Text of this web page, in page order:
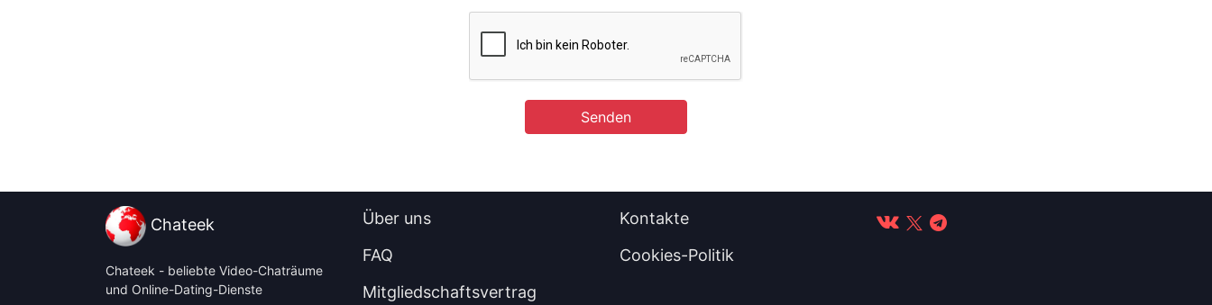
Senden
Chateek
Chateek - beliebte Video-Chaträume
und Online-Dating-Dienste
Über uns
FAQ
Mitgliedschaftsvertrag
Kontakte
Cookies-Politik